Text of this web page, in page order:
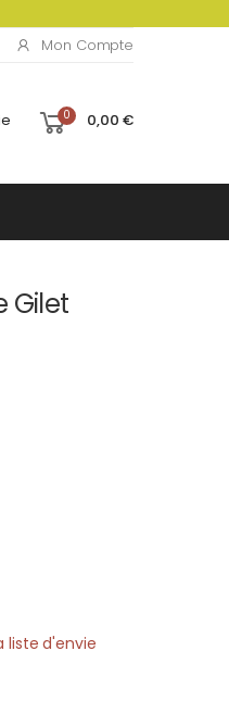
Mon Compte
0 0,00 €
Gilet
liste d'envie